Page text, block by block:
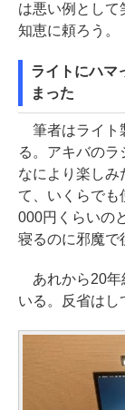
は悪い例として
知恵に頼ろう。
ライトにハマ
まった
筆者はライト
る。アキバの
なにより楽しみ
て、いくらでも
000円くらいの
寝るのに邪魔で
あれから20年
いる。反省はし